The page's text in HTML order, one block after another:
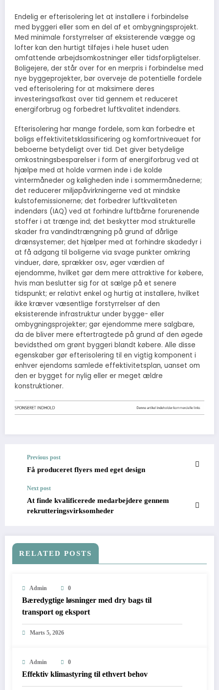
Endelig er efterisolering let at installere i forbindelse
med byggeri eller som en del af et ombygningsprojekt.
Med minimale forstyrrelser af eksisterende vægge og
lofter kan den hurtigt tilføjes i hele huset uden
omfattende arbejdsomkostninger eller tidsforpligtelser.
Boligejere, der står over for en merpris i forbindelse med
nye byggeprojekter, bør overveje de potentielle fordele
ved efterisolering for at maksimere deres
investeringsafkast over tid gennem et reduceret
energiforbrug og forbedret luftkvalitet indendørs.
Efterisolering har mange fordele, som kan forbedre et
boligs effektivitetsklassificering og komfortniveauet for
beboerne betydeligt over tid. Det giver betydelige
omkostningsbesparelser i form af energiforbrug ved at
hjælpe med at holde varmen inde i de kolde
vintermåneder og køligheden inde i sommermånederne;
det reducerer miljøpåvirkningerne ved at mindske
kulstofemissionerne; det forbedrer luftkvaliteten
indendørs (IAQ) ved at forhindre luftbårne forurenende
stoffer i at trænge ind; det beskytter mod strukturelle
skader fra vandindtrængning på grund af dårlige
drænsystemer; det hjælper med at forhindre skadedyr i
at få adgang til boligerne via svage punkter omkring
vinduer, døre, sprækker osv, øger værdien af
ejendomme, hvilket gør dem mere attraktive for købere,
hvis man beslutter sig for at sælge på et senere
tidspunkt; er relativt enkel og hurtig at installere, hvilket
ikke kræver væsentlige forstyrrelser af den
eksisterende infrastruktur under bygge- eller
ombygningsprojekter; gør ejendomme mere salgbare,
da de bliver mere eftertragtede på grund af den øgede
bevidsthed om grønt byggeri blandt købere. Alle disse
egenskaber gør efterisolering til en vigtig komponent i
enhver ejendoms samlede effektivitetsplan, uanset om
den er bygget for nylig eller er meget ældre
konstruktioner.
Previous post
Få produceret flyers med eget design
Next post
At finde kvalificerede medarbejdere gennem
rekrutteringsvirksomheder
RELATED POSTS
Admin 0
Bæredygtige løsninger med dry bags til
transport og eksport
Marts 5, 2026
Admin 0
Effektiv klimastyring til ethvert behov